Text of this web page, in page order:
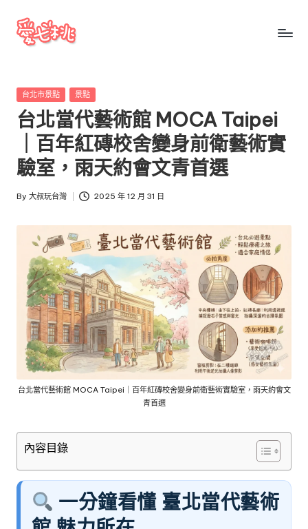
Skip
七
桃
玩
台
灣
桃
玩
台
灣
把
全
景
食、
通、
遊
訊
成
清
楚
好
Posted
台北市景點 景點
台北當代藝術館 MOCA Taipei
｜百年紅磚校舍變身前衛藝術實
驗室，雨天約會文青首選
Posted
By 大叔玩台灣 2025 年 12 月 31 日
台北當代藝術館 MOCA Taipei｜百年紅磚校舍變身前衛藝術實驗室，雨天約會文
青首選
內容目錄
一分鐘看懂 臺北當代藝術